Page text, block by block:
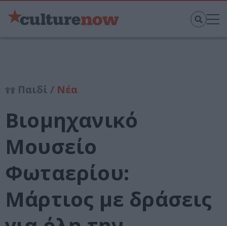
Παιδί / Νέα
Βιομηχανικό
Μουσείο
Φωταερίου:
Μάρτιος με δράσεις